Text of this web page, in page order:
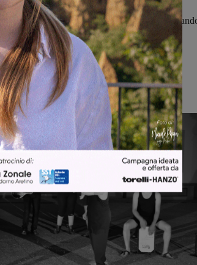
appunto,cercando di mediare tra qualità,
e accessibilità delle stesse. Non
a livello nazionale, come Pasotti, ma
a realtà del territorio qualitativamente non
come nelle“Proposte dal Territorio”.